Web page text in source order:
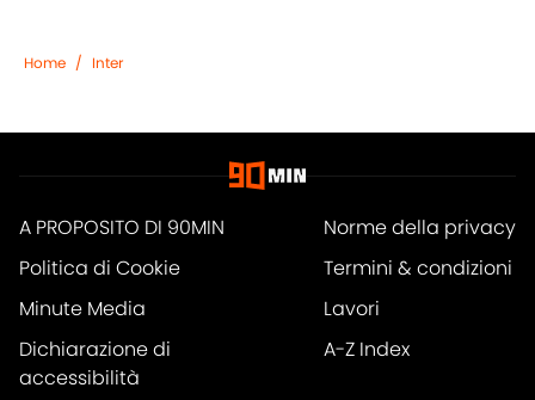
Home / Inter
A PROPOSITO DI 90MIN
Norme della privacy
Politica di Cookie
Termini & condizioni
Minute Media
Lavori
Dichiarazione di
accessibilità
A-Z Index